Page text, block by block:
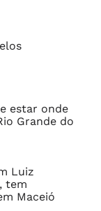
estar onde
Grande do
Luiz
tem
Maceió